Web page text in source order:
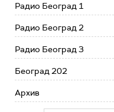
Радио Београд 1
Радио Београд 2
Радио Београд 3
Београд 202
Архив